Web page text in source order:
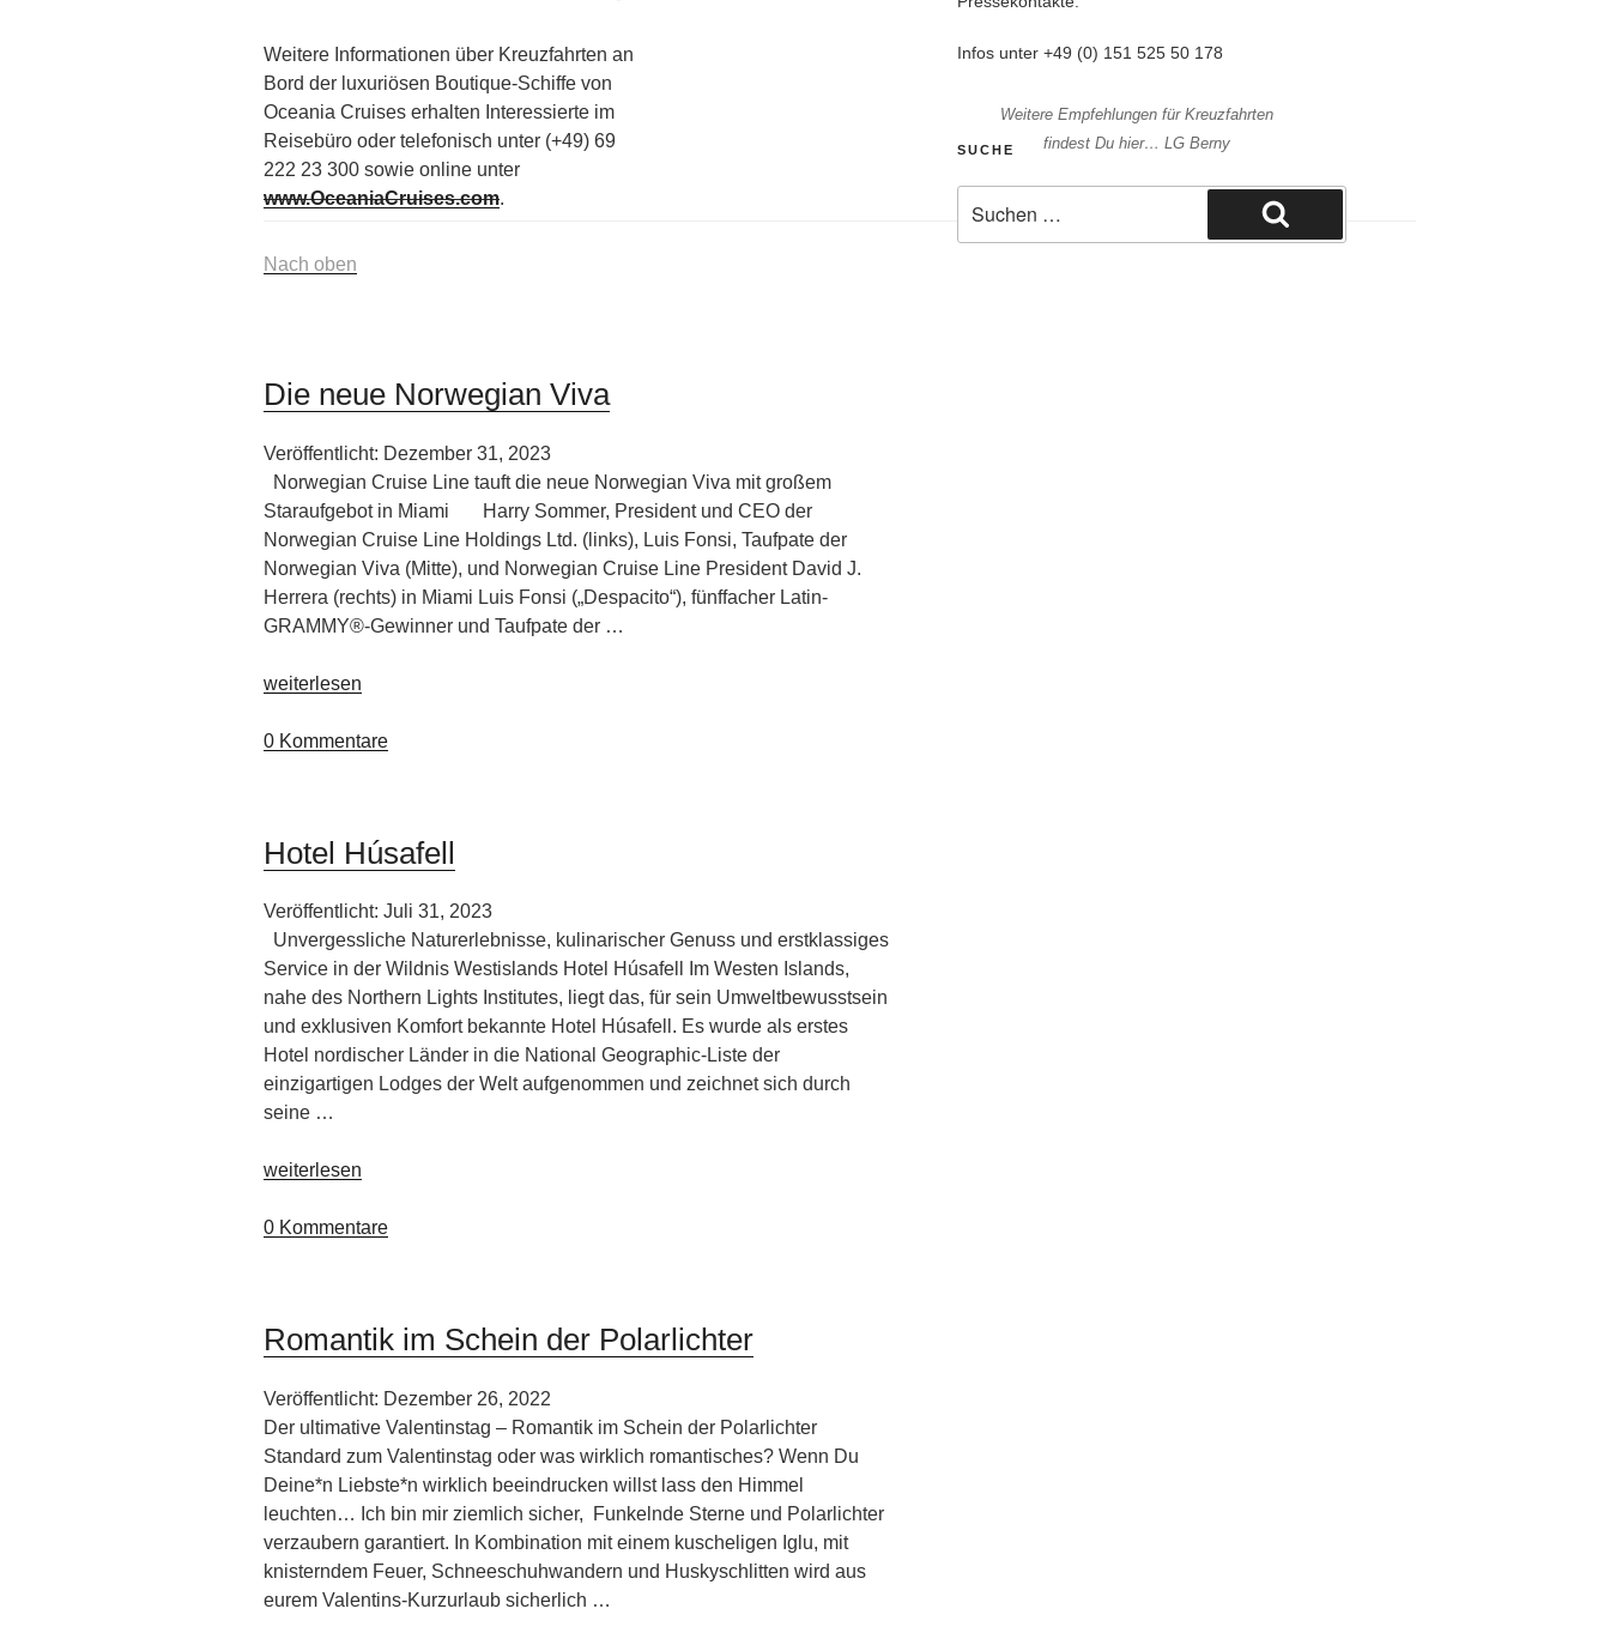
Weitere Informationen über Kreuzfahrten an
Bord der luxuriösen Boutique-Schiffe von
Oceania Cruises erhalten Interessierte im
Reisebüro oder telefonisch unter (+49) 69
222 23 300 sowie online unter
www.OceaniaCruises.com.
Weitere Empfehlungen für Kreuzfahrten
findest Du hier… LG Berny
Nach oben
Die neue Norwegian Viva
Veröffentlicht: Dezember 31, 2023
Norwegian Cruise Line tauft die neue Norwegian Viva mit großem
Staraufgebot in Miami Harry Sommer, President und CEO der
Norwegian Cruise Line Holdings Ltd. (links), Luis Fonsi, Taufpate der
Norwegian Viva (Mitte), und Norwegian Cruise Line President David J.
Herrera (rechts) in Miami Luis Fonsi („Despacito“), fünffacher Latin-
GRAMMY®-Gewinner und Taufpate der …
„Die
Norwegian
weiterlesen
0 Kommentare
Hotel Húsafell
Veröffentlicht: Juli 31, 2023
Unvergessliche Naturerlebnisse, kulinarischer Genuss und erstklassiges
Service in der Wildnis Westislands Hotel Húsafell Im Westen Islands,
nahe des Northern Lights Institutes, liegt das, für sein Umweltbewusstsein
und exklusiven Komfort bekannte Hotel Húsafell. Es wurde als erstes
Hotel nordischer Länder in die National Geographic-Liste der
einzigartigen Lodges der Welt aufgenommen und zeichnet sich durch
seine …
„Hotel
weiterlesen
0 Kommentare
Romantik im Schein der Polarlichter
Veröffentlicht: Dezember 26, 2022
Der ultimative Valentinstag – Romantik im Schein der Polarlichter
Standard zum Valentinstag oder was wirklich romantisches? Wenn Du
Deine*n Liebste*n wirklich beeindrucken willst lass den Himmel
leuchten… Ich bin mir ziemlich sicher, Funkelnde Sterne und Polarlichter
verzaubern garantiert. In Kombination mit einem kuscheligen Iglu, mit
knisterndem Feuer, Schneeschuhwandern und Huskyschlitten wird aus
eurem Valentins-Kurzurlaub sicherlich …
Infos unter +49 (0) 151 525 50 178
SUCHE
nach:
Suchen